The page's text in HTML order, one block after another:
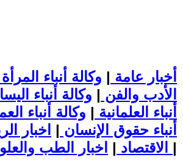
أخبار عامة | وكالة أنباء المرأة
الأدب والفن | وكالة أنباء
أنباء العلمانية | وكالة أنباء
أنباء حقوق الإنسان | اخبار
الاقتصاد | |